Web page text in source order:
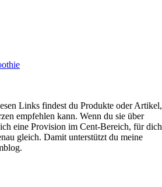
Links findest du Produkte oder Artikel,
empfehlen kann. Wenn du sie über
eine Provision im Cent-Bereich, für dich
gleich. Damit unterstützt du meine